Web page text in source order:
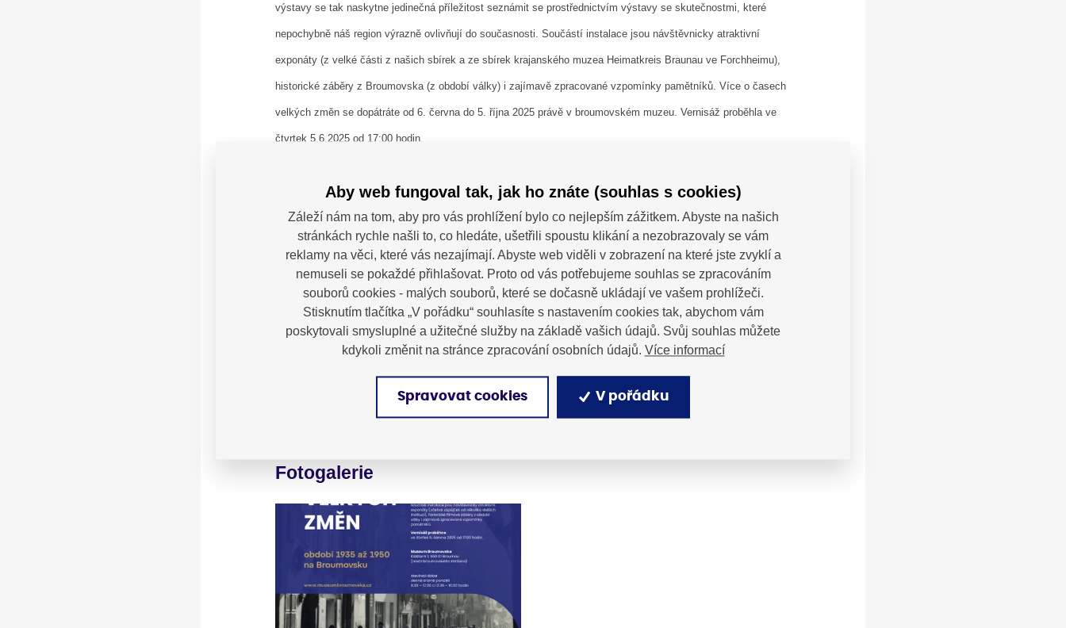
výstavy se tak naskytne jedinečná příležitost seznámit se prostřednictvím výstavy se skutečnostmi, které
nepochybně náš region výrazně ovlivňují do současnosti. Součástí instalace jsou návštěvnicky atraktivní
exponáty (z velké části z našich sbírek a ze sbírek krajanského muzea Heimatkreis Braunau ve Forchheimu),
historické záběry z Broumovska (z období války) i zajímavě zpracované vzpomínky pamětníků. Více o časech
velkých změn sedopátráte od 6. června do 5. října 2025 právě v broumovském muzeu. Vernisáž proběhla ve
čtvrtek 5.6.2025 od 17:00 hodin.
Výstava byla podpořena z dotace Ministerstva kultury ČR z programu Podpora expozičních a výstavních
projektů.
Fotogalerie
Aby web fungoval tak, jak ho znáte (souhlas s cookies)
Záleží nám na tom, aby pro vás prohlížení bylo co nejlepším zážitkem. Abyste na našich
stránkách rychle našli to, co hledáte, ušetřili spoustu klikání a nezobrazovaly se vám
reklamy na věci, které vás nezajímají. Abyste web viděli v zobrazení na které jste zvyklí a
nemuseli se pokaždé přihlašovat. Proto od vás potřebujeme souhlas se zpracováním
souborů cookies - malých souborů, které se dočasně ukládají ve vašem prohlížeči.
Stisknutím tlačítka „V pořádku“ souhlasíte s nastavením cookies tak, abychom vám
poskytovali smysluplné a užitečné služby na základě vašich údajů. Svůj souhlas můžete
kdykoli změnit na stránce zpracování osobních údajů. Více informací
Spravovat cookies V pořádku